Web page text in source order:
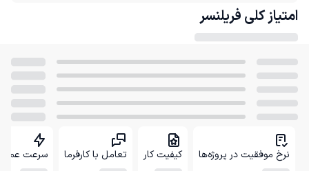
امتیاز کلی فریلنسر
نرخ موفقیت در پروژه‌ها کیفیت کار تعامل با کارفرما سرعت عمل